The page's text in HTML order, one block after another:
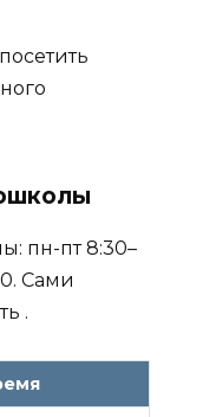
пн-пт 8:30–
Сами
.